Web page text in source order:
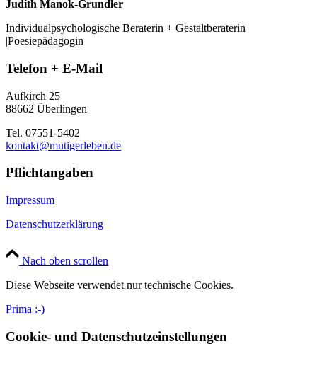
Judith Manok-Grundler
Individualpsychologische Beraterin + Gestaltberaterin
|Poesiepädagogin
Telefon + E-Mail
Aufkirch 25
88662 Überlingen
Tel. 07551-5402
kontakt@mutigerleben.de
Pflichtangaben
Impressum
Datenschutzerklärung
Nach oben scrollen
Diese Webseite verwendet nur technische Cookies.
Prima :-)
Cookie- und Datenschutzeinstellungen